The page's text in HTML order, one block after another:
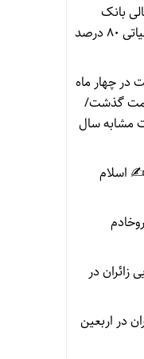
بانک
صادرات ایران/ درآمد عملیاتی ۸۰ درصد
در چهار ماه
از ۱۴.۵ همت گذشت/
مشابه سال
✍️ اسلام
زائران در
در اربعین